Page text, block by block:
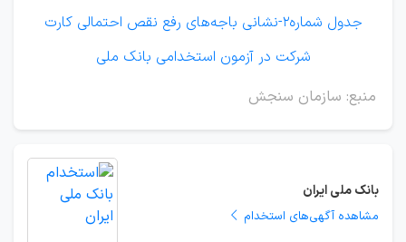
جدول شماره2-نشانی باجه‌های رفع نقص احتمالی کارت
شرکت در آزمون استخدامی بانک ملی
منبع: سازمان سنجش
بانک ملی ایران
مشاهده آگهی‌های استخدام